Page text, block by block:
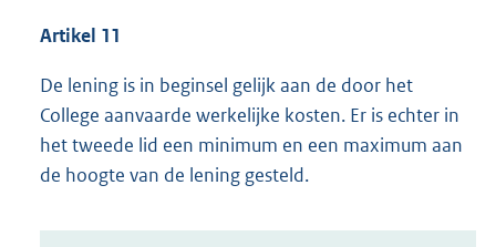
Artikel 11
De lening is in beginsel gelijk aan de door het
College aanvaarde werkelijke kosten. Er is echter in
het tweede lid een minimum en een maximum aan
de hoogte van de lening gesteld.